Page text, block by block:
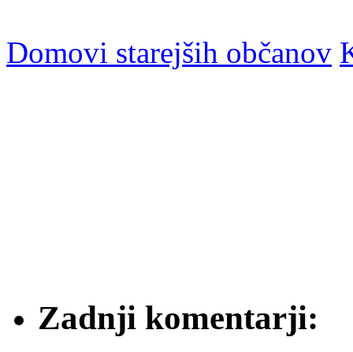
Domovi starejših občanov
Zadnji komentarji: